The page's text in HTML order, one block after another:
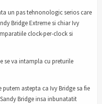
un pas tehnonologic serios care
Bridge Extreme si chiar Ivy
clock-per-clock si
se va intampla cu preturile
astepta ca Ivy Bridge sa fie
Bridge insa inbunatatit